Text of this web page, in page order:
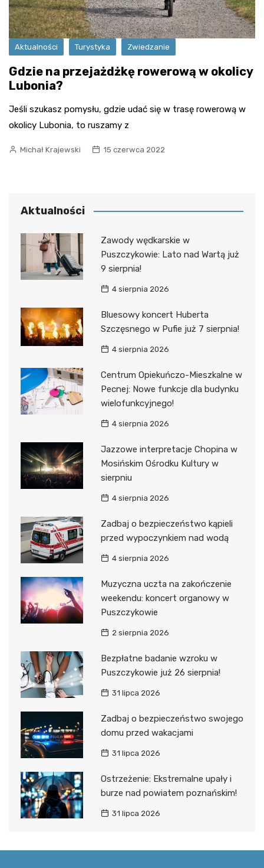
Aktualności Turystyka Zwiedzanie
Gdzie na przejażdżkę rowerową w okolicy
Lubonia?
Jeśli szukasz pomysłu, gdzie udać się w trasę rowerową w
okolicy Lubonia, to ruszamy z
Michał Krajewski 15 czerwca 2022
Aktualności
Zawody wędkarskie w
Puszczykowie: Lato nad Wartą już
9 sierpnia!
4 sierpnia 2026
Bluesowy koncert Huberta
Szczęsnego w Pufie już 7 sierpnia!
4 sierpnia 2026
Centrum Opiekuńczo-Mieszkalne w
Pecnej: Nowe funkcje dla budynku
wielofunkcyjnego!
4 sierpnia 2026
Jazzowe interpretacje Chopina w
Mosińskim Ośrodku Kultury w
sierpniu
4 sierpnia 2026
Zadbaj o bezpieczeństwo kąpieli
przed wypoczynkiem nad wodą
4 sierpnia 2026
Muzyczna uczta na zakończenie
weekendu: koncert organowy w
Puszczykowie
2 sierpnia 2026
Bezpłatne badanie wzroku w
Puszczykowie już 26 sierpnia!
31 lipca 2026
Zadbaj o bezpieczeństwo swojego
domu przed wakacjami
31 lipca 2026
Ostrzeżenie: Ekstremalne upały i
burze nad powiatem poznańskim!
31 lipca 2026